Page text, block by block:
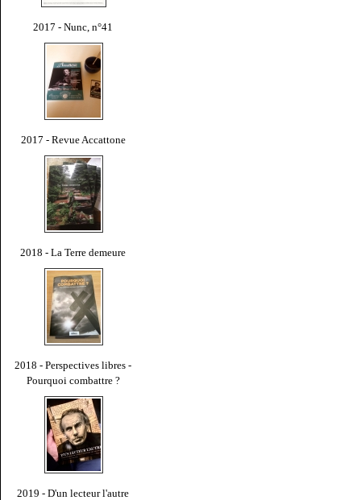
2017 - Nunc, n°41
2017 - Revue Accattone
2018 - La Terre demeure
2018 - Perspectives libres -
Pourquoi combattre ?
2019 - D'un lecteur l'autre